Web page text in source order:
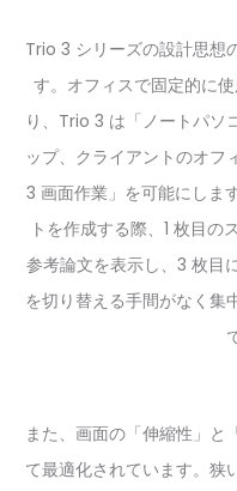
Trio 3 シリーズの設計思想
す。オフィスで固定的に
り、Trio 3 は「ノートパソ
ップ、クライアントのオフ
3 画面作業」を可能にしま
トを作成する際、1 枚目
参考論文を表示し、3 枚目
を切り替える手間がなく集
また、画面の「伸縮性」と
て最適化されています。狭